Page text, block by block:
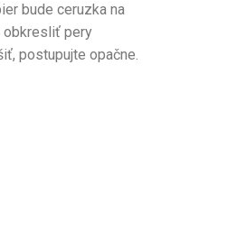
bude ceruzka na
obkresliť pery
postupujte opačne.